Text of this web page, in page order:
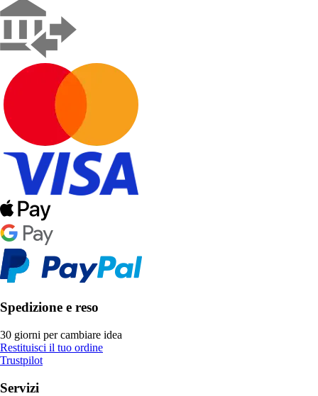
Spedizione e reso
30 giorni per cambiare idea
Restituisci il tuo ordine
Trustpilot
Servizi